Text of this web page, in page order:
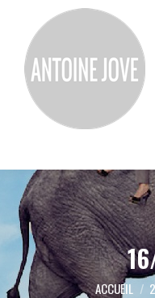
Vous
ACCUEIL